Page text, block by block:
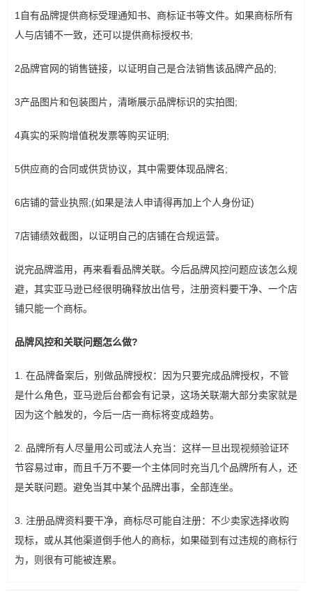
1自有品牌提供商标受理通知书、商标证书等文件。如果商标所有
人与店铺不一致，还可以提供商标授权书;
2品牌官网的销售链接，以证明自己是合法销售该品牌产品的;
3产品图片和包装图片，清晰展示品牌标识的实拍图;
4真实的采购增值税发票等购买证明;
5供应商的合同或供货协议，其中需要体现品牌名;
6店铺的营业执照;(如果是法人申请得再加上个人身份证)
7店铺绩效截图，以证明自己的店铺在合规运营。
说完品牌滥用，再来看看品牌关联。今后品牌风控问题应该怎么规
避，其实亚马逊已经很明确释放出信号，注册资料要干净、一个店
铺只能一个商标。
品牌风控和关联问题怎么做?
1. 在品牌备案后，别做品牌授权：因为只要完成品牌授权，不管
是什么角色，亚马逊后台都会有记录，这场关联潮大部分卖家就是
因为这个触发的，今后一店一商标将变成趋势。
2. 品牌所有人尽量用公司或法人充当：这样一旦出现视频验证环
节容易过审，而且千万不要一个主体同时充当几个品牌所有人，还
是关联问题。避免当其中某个品牌出事，全部连坐。
3. 注册品牌资料要干净，商标尽可能自注册：不少卖家选择收购
现标，或从其他渠道倒手他人的商标，如果碰到有过违规的商标行
为，则很有可能被连累。